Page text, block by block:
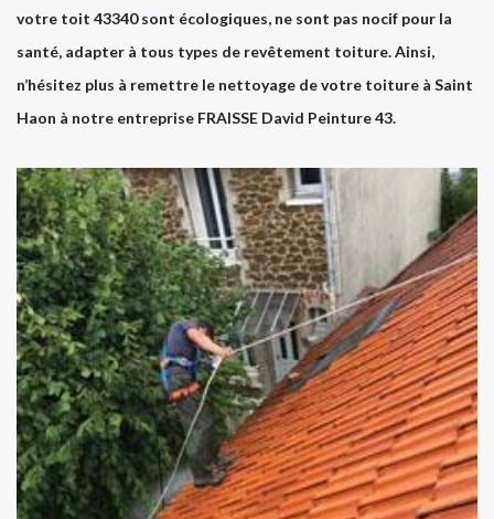
votre toit 43340 sont écologiques, ne sont pas nocif pour la
santé, adapter à tous types de revêtement toiture. Ainsi,
n’hésitez plus à remettre le nettoyage de votre toiture à Saint
Haon à notre entreprise FRAISSE David Peinture 43.